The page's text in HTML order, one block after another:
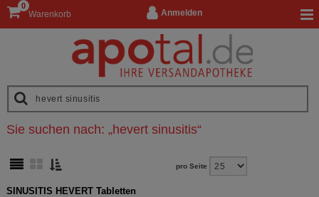
Anmelden
Warenkorb
0
Sie suchen nach: „hevert sinusitis“
pro Seite
SINUSITIS HEVERT Tabletten